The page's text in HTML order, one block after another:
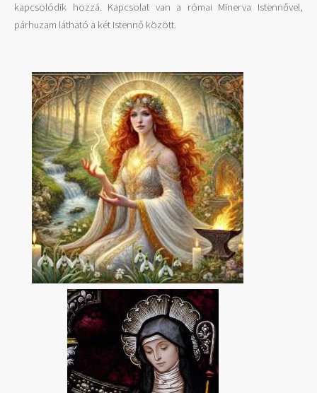
kapcsolódik hozzá. Kapcsolat van a római Minerva Istennővel,
párhuzam látható a két Istennő között.